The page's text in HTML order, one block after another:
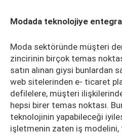
Modada teknolojiye
Moda sektöründe müşteri
zincirinin birçok temas
satın alınan giysi bunlardan
web sitelerinden e- ticaret
defilelere, müşteri
hepsi birer temas noktası.
teknolojinin yapabileceği
işletmenin zaten iş modelini,